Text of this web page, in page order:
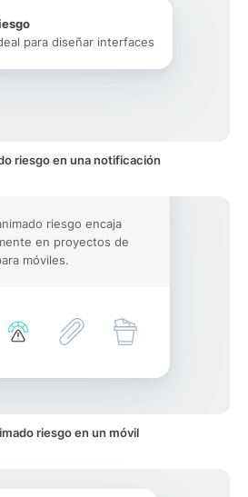
para diseñar interfaces
riesgo en una notificación
riesgo encaja
en proyectos de
móviles.
riesgo en un móvil